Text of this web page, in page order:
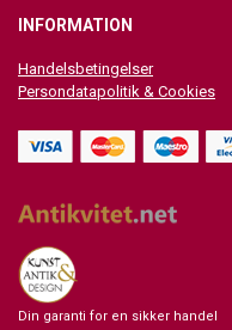
INFORMATION
Handelsbetingelser
Persondatapolitik & Cookies
Din garanti for en sikker handel